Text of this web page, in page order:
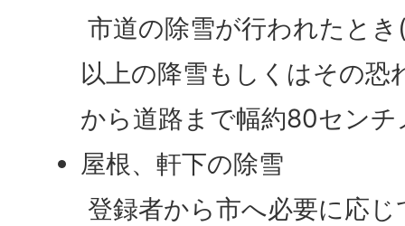
市道の除雪が行われたと
以上の降雪もしくはその恐
から道路まで幅約80センチ
屋根、軒下の除雪
登録者から市へ必要に応